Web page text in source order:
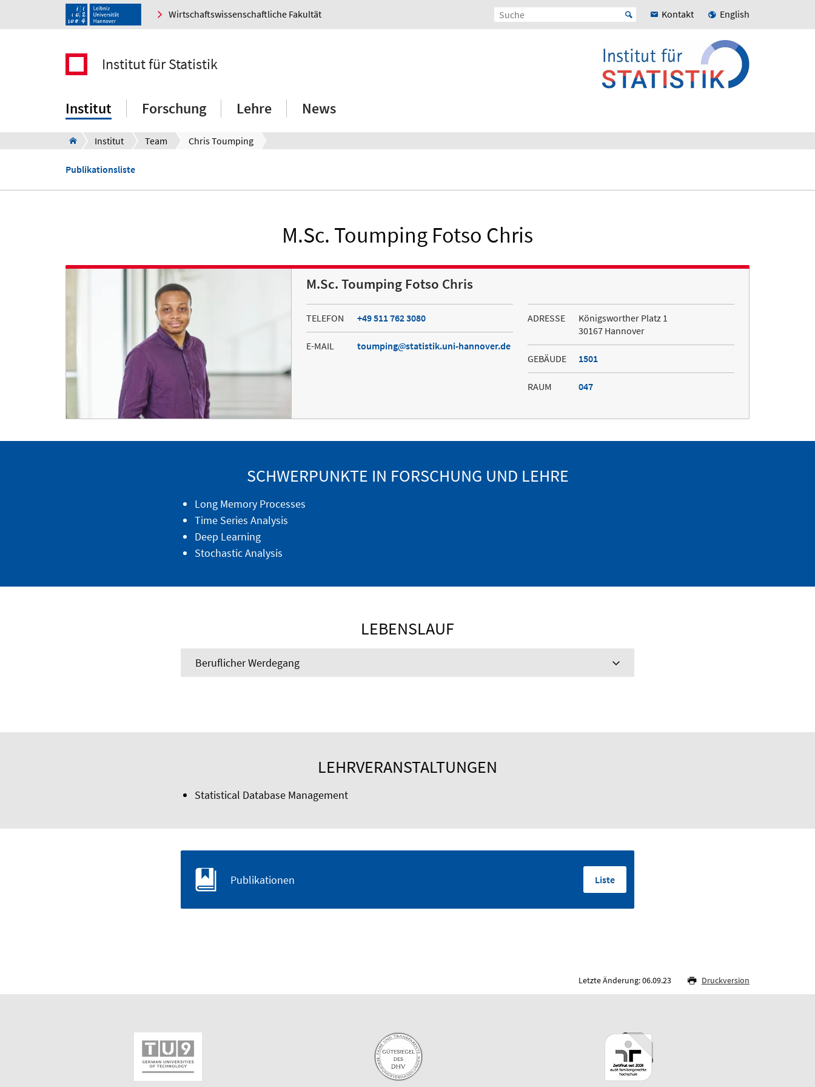
Wirtschaftswissenschaftliche Fakultät Kontakt English
Institut für Statistik
Institut Forschung Lehre News
Institut Team Chris Toumping
Publikationsliste
M.Sc. Toumping Fotso Chris
M.Sc. Toumping Fotso Chris
TELEFON +49 511 762 3080
E-MAIL toumping statistik.uni-hannover.de
ADRESSE
Königsworther Platz 1
30167 Hannover
GEBÄUDE 1501
RAUM 047
SCHWERPUNKTE IN FORSCHUNG UND LEHRE
Long Memory Processes
Time Series Analysis
Deep Learning
Stochastic Analysis
LEBENSLAUF
Beruflicher Werdegang
LEHRVERANSTALTUNGEN
Statistical Database Management
Publikationen Liste
Letzte Änderung: 06.09.23 Druckversion